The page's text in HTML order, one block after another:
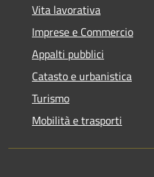
Vita lavorativa
Imprese e Commercio
Appalti pubblici
Catasto e urbanistica
Turismo
Mobilità e trasporti